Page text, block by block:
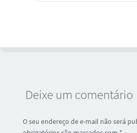
Deixe um comentário
O seu endereço de e-mail não será